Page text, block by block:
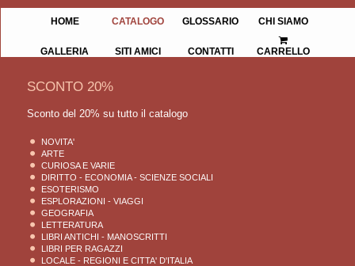
HOME CATALOGO GLOSSARIO CHI SIAMO
GALLERIA SITI AMICI CONTATTI CARRELLO
SCONTO 20%
Sconto del 20% su tutto il catalogo
NOVITA'
ARTE
CURIOSA E VARIE
DIRITTO - ECONOMIA - SCIENZE SOCIALI
ESOTERISMO
ESPLORAZIONI - VIAGGI
GEOGRAFIA
LETTERATURA
LIBRI ANTICHI - MANOSCRITTI
LIBRI PER RAGAZZI
LOCALE - REGIONI E CITTA' D'ITALIA